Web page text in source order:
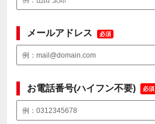
メールアドレス 必須
お電話番号(ハイフン不要) 必須